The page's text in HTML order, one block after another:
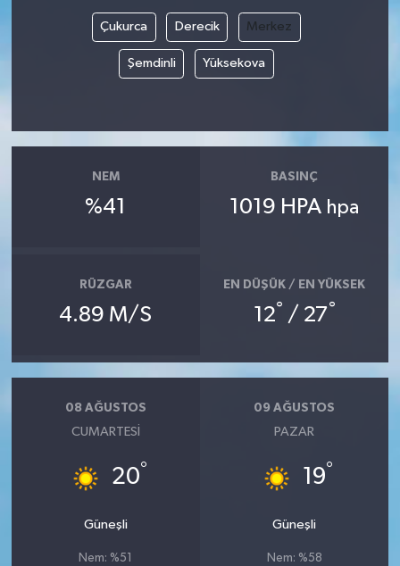
Çukurca Derecik Merkez
Şemdinli Yüksekova
NEM
%41
BASINÇ
1019 HPA hpa
RÜZGAR
4.89 M/S
EN DÜŞÜK / EN YÜKSEK
12° / 27°
08 AĞUSTOS
CUMARTESI
20°
Güneşli
Nem: %51
09 AĞUSTOS
PAZAR
19°
Güneşli
Nem: %58